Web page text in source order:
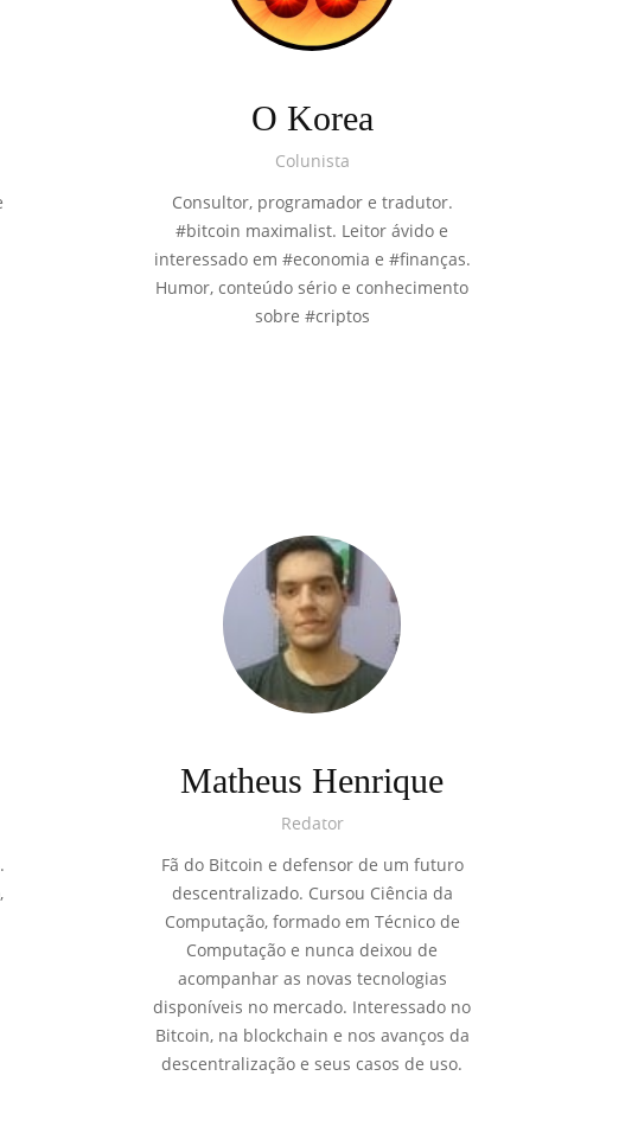
O Korea
Colunista
Consultor, programador e tradutor.
#bitcoin maximalist. Leitor ávido e
interessado em #economia e #finanças.
Humor, conteúdo sério e conhecimento
sobre #criptos
Matheus Henrique
Redator
Fã do Bitcoin e defensor de um futuro
descentralizado. Cursou Ciência da
Computação, formado em Técnico de
Computação e nunca deixou de
acompanhar as novas tecnologias
disponíveis no mercado. Interessado no
Bitcoin, na blockchain e nos avanços da
descentralização e seus casos de uso.